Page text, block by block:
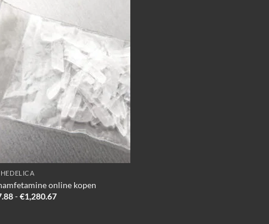
online kopen
-€1,280.67Prijsklasse: